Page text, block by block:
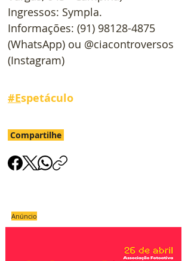
Ingressos: Sympla.
Informações: (91) 98128-4875
(WhatsApp) ou @ciacontroversos
(Instagram)
#Espetáculo
Compartilhe
Anúncio